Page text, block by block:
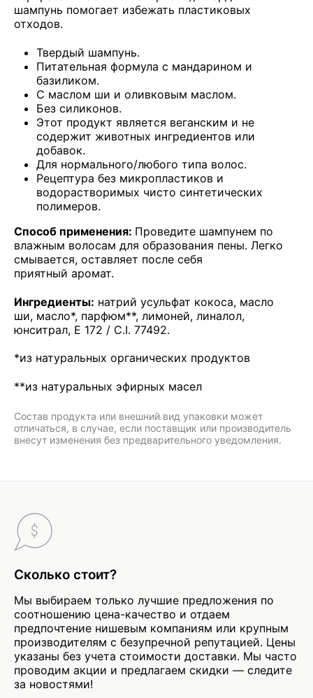
шампунь помогает избежать пластиковых
отходов.
Твердый шампунь.
Питательная формула с мандарином и
базиликом.
С маслом ши и оливковым маслом.
Без силиконов.
Этот продукт является веганским и не
содержит животных ингредиентов или
добавок.
Для нормального/любого типа волос.
Рецептура без микропластиков и
водорастворимых чисто синтетических
полимеров.
Способ применения: Проведите шампунем по
влажным волосам для образования пены. Легко
смывается, оставляет после себя
приятный аромат.
Ингредиенты: натрий усульфат кокоса, масло
ши, масло*, парфюм**, лимоней, линалол,
юнситрал, E 172 / C.I. 77492.
*из натуральных органических продуктов
**из натуральных эфирных масел
Состав продукта или внешний вид упаковки может
отличаться, в случае, если поставщик или производитель
внесут изменения без предварительного уведомления.
Сколько стоит?
Мы выбираем только лучшие предложения по
соотношению цена-качество и отдаем
предпочтение нишевым компаниям или крупным
производителям с безупречной репутацией. Цены
указаны без учета стоимости доставки. Мы часто
проводим акции и предлагаем скидки — следите
за новостями!